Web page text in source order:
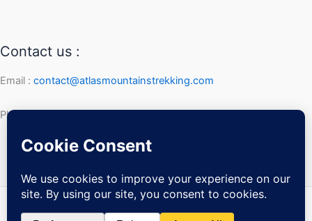
Contact us :
Email : contact@atlasmountainstrekking.com
Phone :